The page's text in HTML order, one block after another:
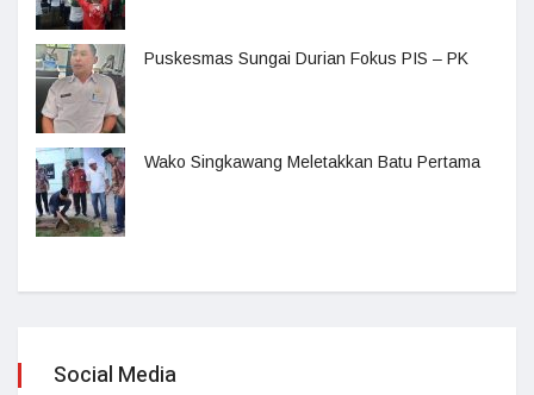
Puskesmas Sungai Durian Fokus PIS – PK
Wako Singkawang Meletakkan Batu Pertama
Social Media